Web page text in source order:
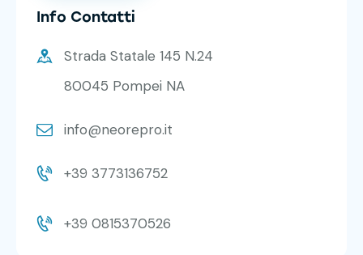
Info Contatti
Strada Statale 145 N.24
80045 Pompei NA
info@neorepro.it
+39 3773136752
+39 0815370526